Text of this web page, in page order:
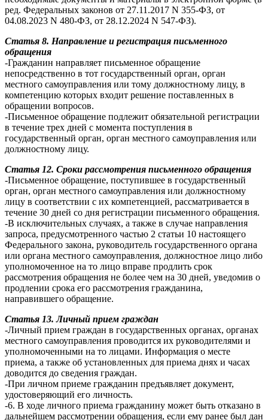
ред. Федеральных законов от 27.11.2017 N 355-ФЗ, от
04.08.2023 N 480-ФЗ, от 28.12.2024 N 547-ФЗ).
Статья 8. Направление и регистрация письменного
обращения
-Гражданин направляет письменное обращение
непосредственно в тот государственный орган, орган
местного самоуправления или тому должностному лицу, в
компетенцию которых входит решение поставленных в
обращении вопросов.
-Письменное обращение подлежит обязательной регистрации
в течение трех дней с момента поступления в
государственный орган, орган местного самоуправления или
должностному лицу.
Статья 12. Сроки рассмотрения письменного обращения
-Письменное обращение, поступившее в государственный
орган, орган местного самоуправления или должностному
лицу в соответствии с их компетенцией, рассматривается в
течение 30 дней со дня регистрации письменного обращения.
-В исключительных случаях, а также в случае направления
запроса, предусмотренного частью 2 статьи 10 настоящего
Федерального закона, руководитель государственного органа
или органа местного самоуправления, должностное лицо либо
уполномоченное на то лицо вправе продлить срок
рассмотрения обращения не более чем на 30 дней, уведомив о
продлении срока его рассмотрения гражданина,
направившего обращение.
Статья 13. Личный прием граждан
-Личный прием граждан в государственных органах, органах
местного самоуправления проводится их руководителями и
уполномоченными на то лицами. Информация о месте
приема, а также об установленных для приема днях и часах
доводится до сведения граждан.
-При личном приеме гражданин предъявляет документ,
удостоверяющий его личность.
-6. В ходе личного приема гражданину может быть отказано в
дальнейшем рассмотрении обращения, если ему ранее был дан